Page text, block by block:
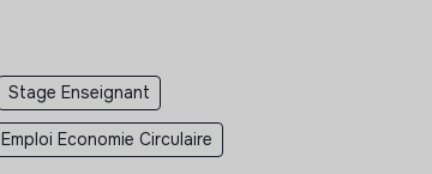
Stage Enseignant
Emploi Economie Circulaire